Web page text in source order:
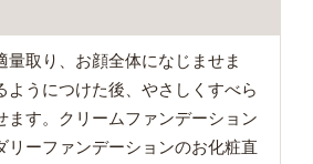
量取り、お顔全体になじませま
ようにつけた後、やさしくすべら
ます。クリームファンデーション
リーファンデーションのお化粧直